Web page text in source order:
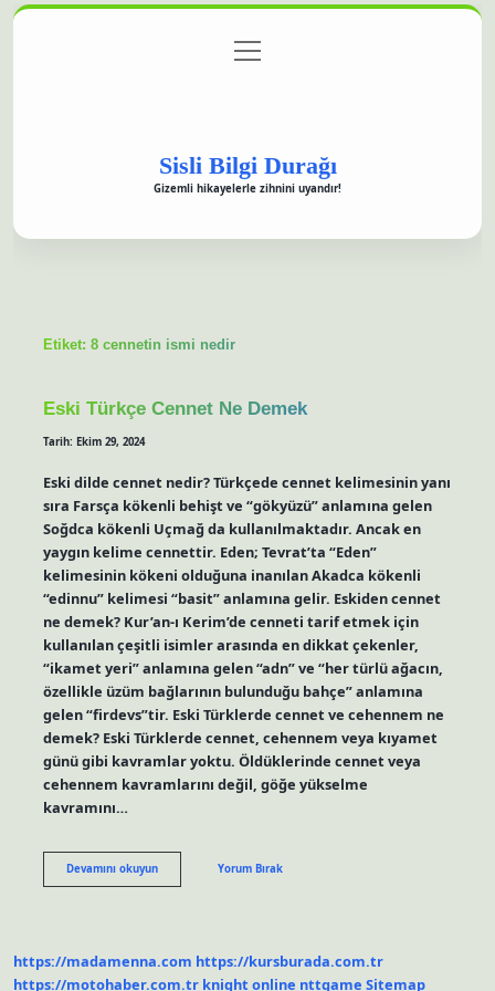
Gizlilik Politikası
menüyü
aç
Sisli Bilgi Durağı
Gizemli hikayelerle zihnini uyandır!
Etiket:8 cennetin ismi nedir
Eski Türkçe Cennet Ne Demek
Tarih: Ekim 29, 2024
Eski dilde cennet nedir? Türkçede cennet kelimesinin yanı
sıra Farsça kökenli behişt ve “gökyüzü” anlamına gelen
Soğdca kökenli Uçmağ da kullanılmaktadır. Ancak en
yaygın kelime cennettir. Eden; Tevrat’ta “Eden”
kelimesinin kökeni olduğuna inanılan Akadca kökenli
“edinnu” kelimesi “basit” anlamına gelir. Eskiden cennet
ne demek? Kur’an-ı Kerim’de cenneti tarif etmek için
kullanılan çeşitli isimler arasında en dikkat çekenler,
“ikamet yeri” anlamına gelen “adn” ve “her türlü ağacın,
özellikle üzüm bağlarının bulunduğu bahçe” anlamına
gelen “firdevs”tir. Eski Türklerde cennet ve cehennem ne
demek? Eski Türklerde cennet, cehennem veya kıyamet
günü gibi kavramlar yoktu. Öldüklerinde cennet veya
cehennem kavramlarını değil, göğe yükselme
kavramını…
Devamını okuyunEski
Türkçe
Yorum Bırak
https://madamenna.com https://kursburada.com.tr
https://motohaber.com.tr knight online nttgame Sitemap